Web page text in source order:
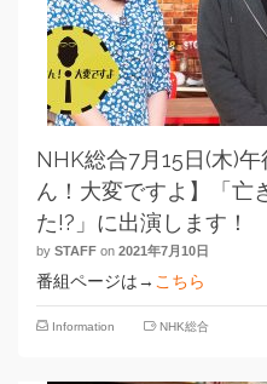
NHK総合7月15日(木)午
ん！大変ですよ】「亡
た!?」に出演します！
by STAFF on 2021年7月10日
番組ページは→ こちら
Information NHK総合